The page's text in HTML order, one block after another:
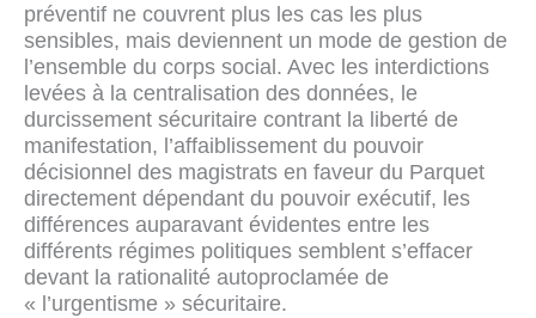
préventif ne couvrent plus les cas les plus
sensibles, mais deviennent un mode de gestion de
l’ensemble du corps social. Avec les interdictions
levées à la centralisation des données, le
durcissement sécuritaire contrant la liberté de
manifestation, l’affaiblissement du pouvoir
décisionnel des magistrats en faveur du Parquet
directement dépendant du pouvoir exécutif, les
différences auparavant évidentes entre les
différents régimes politiques semblent s’effacer
devant la rationalité autoproclamée de
« l’urgentisme » sécuritaire.